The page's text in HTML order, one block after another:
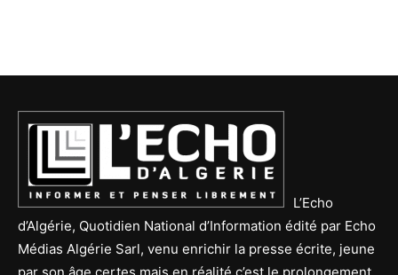
L’Echo
d’Algérie, Quotidien National d’Information édité par Echo
Médias Algérie Sarl, venu enrichir la presse écrite, jeune